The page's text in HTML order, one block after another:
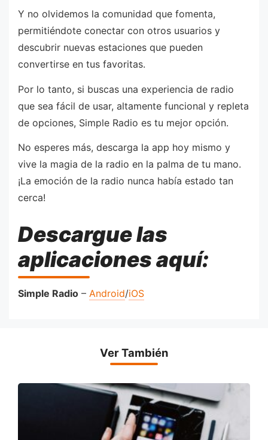
Y no olvidemos la comunidad que fomenta,
permitiéndote conectar con otros usuarios y
descubrir nuevas estaciones que pueden
convertirse en tus favoritas.
Por lo tanto, si buscas una experiencia de radio
que sea fácil de usar, altamente funcional y repleta
de opciones, Simple Radio es tu mejor opción.
No esperes más, descarga la app hoy mismo y
vive la magia de la radio en la palma de tu mano.
¡La emoción de la radio nunca había estado tan
cerca!
Descargue las
aplicaciones aquí:
Simple Radio – Android/iOS
Ver También